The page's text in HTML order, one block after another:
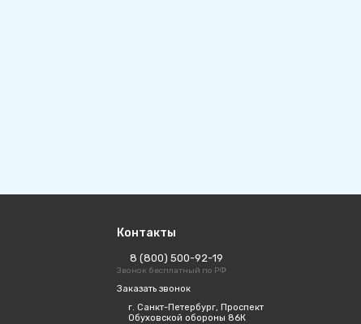
Контакты
8 (800) 500-92-19
Звонок бесплатный по РФ
Заказать звонок
г. Санкт-Петербург, Проспект
Обуховской обороны 86К